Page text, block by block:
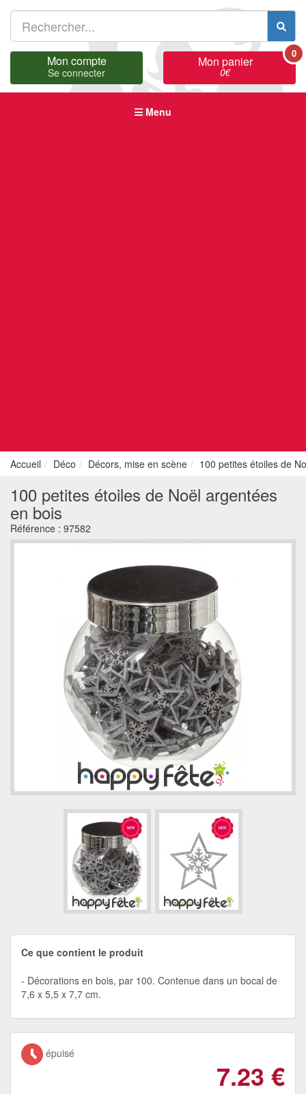
Mon compte
Se connecter
Mon panier
0€
0
Menu
Accueil Déco Décors, mise en scène 100 petites étoiles de
100 petites étoiles de Noël argentées
en bois
Référence : 97582
Ce que contient le produit
Décorations en bois, par 100. Contenue dans un bocal de
7,6 x 5,5 x 7,7 cm.
épuisé
7.23 €